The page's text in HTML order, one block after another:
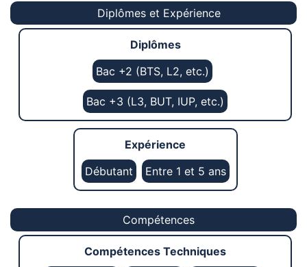
Diplômes et Expérience
Diplômes
Bac +2 (BTS, L2, etc.)
Bac +3 (L3, BUT, IUP, etc.)
Expérience
Débutant
Entre 1 et 5 ans
Compétences
Compétences Techniques